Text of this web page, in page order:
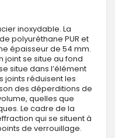
inoxydable. La
polyuréthane PUR et
épaisseur de 54 mm.
se situe au fond
situe dans l’élément
joints réduisent les
des déperditions de
quelles que
Le cadre de la
qui se situent à
de verrouillage.